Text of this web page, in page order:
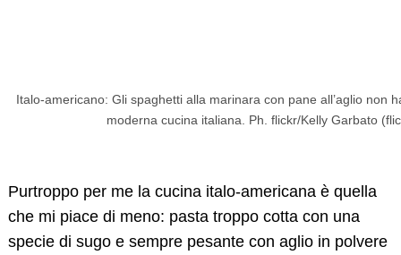
Italo-americano: Gli spaghetti alla marinara con pane all’aglio non
moderna cucina italiana. Ph. flickr/Kelly Garbato
Purtroppo per me la cucina italo-americana è quella
che mi piace di meno: pasta troppo cotta con una
specie di sugo e sempre pesante con aglio in polvere